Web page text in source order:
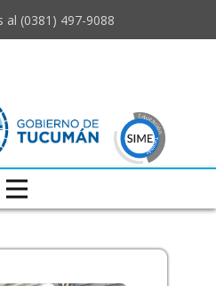
al (0381) ​497-9088